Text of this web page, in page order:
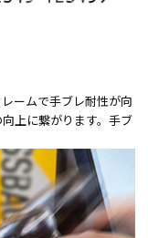
ームで手ブレ耐性が向
上に繋がります。手ブ